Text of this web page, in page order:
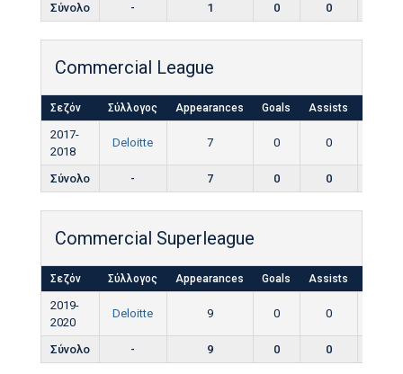
Σύνολο - 1 0 0
Commercial League
Σεζόν Σύλλογος Appearances Goals Assists
2017-
2018
Deloitte 7 0 0
Σύνολο - 7 0 0
Commercial Superleague
Σεζόν Σύλλογος Appearances Goals Assists
2019-
2020
Deloitte 9 0 0
Σύνολο - 9 0 0